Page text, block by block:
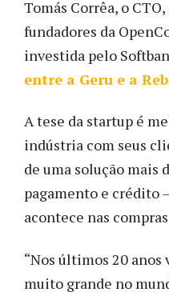
Tomás Corrêa, o
fundadores da
investida pelo
entre a Geru e a
A tese da startup é
indústria com seus
de uma solução mais
pagamento e crédito
acontece nas
“Nos últimos 20
muito grande no